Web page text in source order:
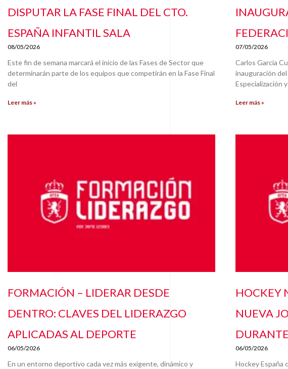
DISPUTAR LA FASE FINAL DEL CTO.
ESPAÑA INFANTIL SALA
08/05/2026
Este fin de semana marcará el inicio de las Fases de Sector que
determinarán parte de los equipos que competirán en la Fase Final
del
Leer más »
07/05/2026
Carlos García
inauguración
Especialización
Leer más »
FORMACIÓN – LIDERAR DESDE
DENTRO: CLAVES DEL LIDERAZGO
APLICADAS AL DEPORTE
06/05/2026
En un entorno deportivo cada vez más exigente, dinámico y
HOCKEY
NUEVA
06/05/2026
Hockey España